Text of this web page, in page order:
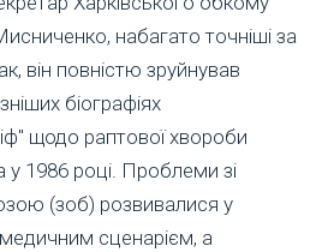
набагато точніші за
він повністю зруйнував
біографіях
щодо раптової хвороби
1986 році. Проблеми зі
(зоб) розвивалися у
сценарієм, а